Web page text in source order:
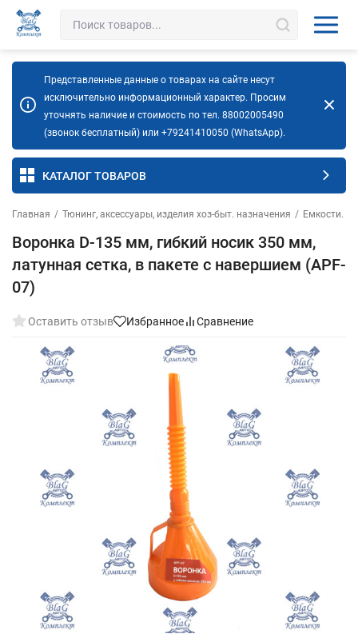
Представленные данные о товарах на сайте несут
исключительно информационный характер. Просим
уточнять наличие и стоимость по тел. 88002005490
(звонок бесплатный) или +79241410050 (WhatsApp).
КАТАЛОГ ТОВАРОВ
Главная / Тюнинг, аксессуары, изделия хоз-быт. назначения / Емкости.
Воронка D-135 мм, гибкий носик 350 мм,
латунная сетка, в пакете с навершием (APF-
07)
Оставить отзыв Избранное Сравнение